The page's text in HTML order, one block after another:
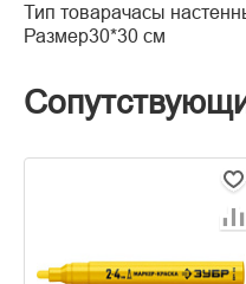
Тип товарачасы
Размер30*30 см